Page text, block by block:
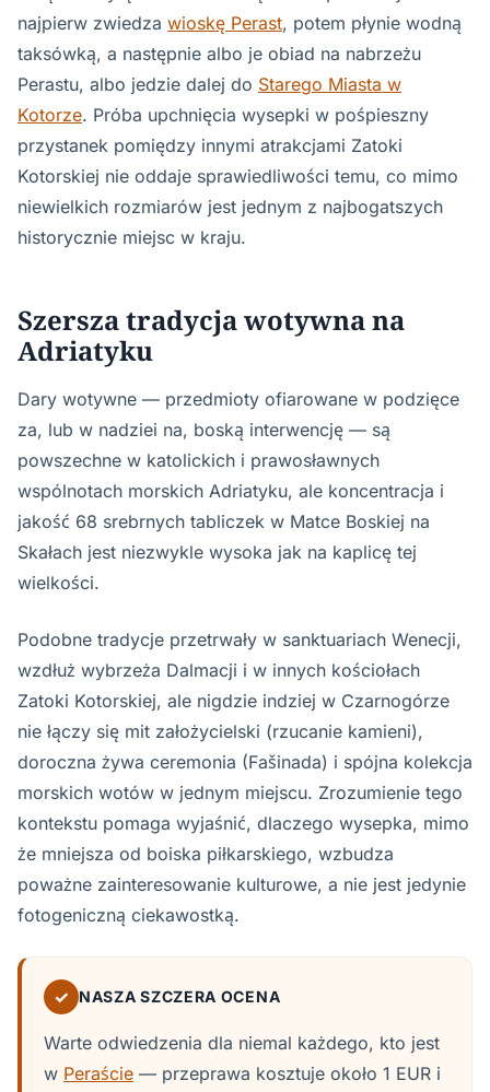
najpierw zwiedza wioskę Perast, potem płynie wodną
taksówką, a następnie albo je obiad na nabrzeżu
Perastu, albo jedzie dalej do Starego Miasta w
Kotorze. Próba upchnięcia wysepki w pośpieszny
przystanek pomiędzy innymi atrakcjami Zatoki
Kotorskiej nie oddaje sprawiedliwości temu, co mimo
niewielkich rozmiarów jest jednym z najbogatszych
historycznie miejsc w kraju.
Szersza tradycja wotywna na
Adriatyku
Dary wotywne — przedmioty ofiarowane w podzięce
za, lub w nadziei na, boską interwencję — są
powszechne w katolickich i prawosławnych
wspólnotach morskich Adriatyku, ale koncentracja i
jakość 68 srebrnych tabliczek w Matce Boskiej na
Skałach jest niezwykle wysoka jak na kaplicę tej
wielkości.
Podobne tradycje przetrwały w sanktuariach Wenecji,
wzdłuż wybrzeża Dalmacji i w innych kościołach
Zatoki Kotorskiej, ale nigdzie indziej w Czarnogórze
nie łączy się mit założycielski (rzucanie kamieni),
doroczna żywa ceremonia (Fašinada) i spójna kolekcja
morskich wotów w jednym miejscu. Zrozumienie tego
kontekstu pomaga wyjaśnić, dlaczego wysepka, mimo
że mniejsza od boiska piłkarskiego, wzbudza
poważne zainteresowanie kulturowe, a nie jest jedynie
fotogeniczną ciekawostką.
✓ NASZA SZCZERA OCENA
Warte odwiedzenia dla niemal każdego, kto jest
w Peraście — przeprawa kosztuje około 1 EUR i